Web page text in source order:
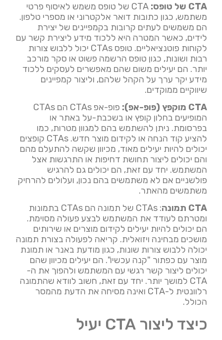
CTA של טופס:
CTA של טופס משמש לאיסוף פרטי
משתמש, כגון כתובות דואר אלקטרוני או מספרי טלפון.
הם משמשים לעתים קרובות בקמפיינים של יצירת
לידים, כאשר המטרה היא ללכוד מידע ליצירת קשר עם
לקוחות פוטנציאליים. טופס CTAs יכול ללבוש צורות
רבות ושונות, כגון טופס הרשמה פשוט או סקר מורכב
יותר. הם יעילים משום שהם מאפשרים לעסקים ללכוד
מידע יקר ערך על הקהל שלהם, וליצור קמפיינים
שיווקיים ממוקדים.
CTA מוקפץ (פופ-אפ):
פופ-אפ CTAs הם CTAs
המופיעים בחלון קופץ או בשכבת-על באתר או
בפרסומת. ניתן להשתמש בהם למגוון מטרות, כמו
להציע קוד הנחה או לקידום מוצר חדש. CTAs קופצים
יכולים להיות יעילים מאוד, מכיוון שקשה להתעלם מהם
והם יכולים ליצור תחושת דחיפות או התרגשות אצל
המשתמש. יחד עם זאת, הם יכולים גם להרגיש
פולשניים אם לא משתמשים בהם נכון, ועלולים להרחיק
משתמשים מהאתר.
CTA תמונה
: CTAs של תמונה הם CTAs בתמונות
ומטרתם לעודד את המשתמש לבצע פעולה מסוימת.
הם יכולים להיות יעילים לקידום מוצרים או שירותים
מושכים מבחינה ויזואלית. קריאה לפעולה בצורת תמונה
יכולה ללבוש צורות שונות, כגון מודעת באנר או תמונת
מוצר עם כפתור "קנה עכשיו". הם יעילים מכיוון שהם
יכולים ליצור קשר רגשי עם המשתמש ולהפוך את ה-
CTA למושך יותר. יחד עם זאת, חשוב לוודא שהתמונה
רלוונטית ל-CTA ואינה מסיחה את הדעת מהמסר
הכולל.
כיצד ליצור CTA יעיל